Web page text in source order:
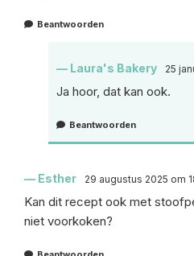
Beantwoorden
Laura's Bakery 25
Ja hoor, dat kan ook.
Beantwoorden
Esther 29 augustus 2025 om
Kan dit recept ook met
niet voorkoken?